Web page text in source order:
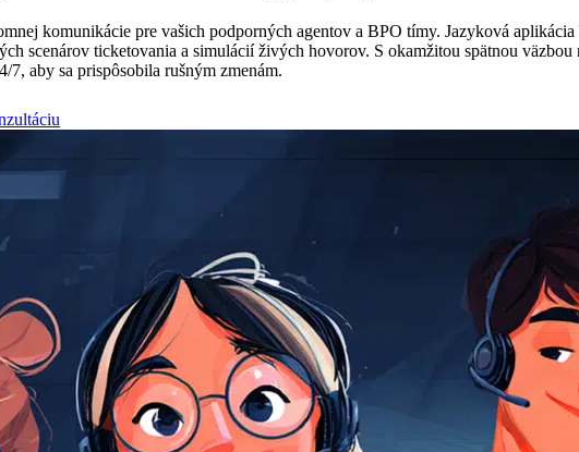
komunikácie pre vašich podporných agentov a BPO tímy. Jazyková
scenárov ticketovania a simulácií živých hovorov. S okamžitou spätnou
aby sa prispôsobila rušným zmenám.